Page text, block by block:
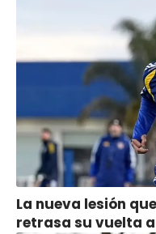
La nueva lesión
retrasa su vuelta